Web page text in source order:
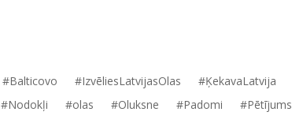
#Balticovo #IzvēliesLatvijasOlas
#ĶekavaLatvija
#Nodokļi #olas #Oluksne #Padomi
#Pētījums